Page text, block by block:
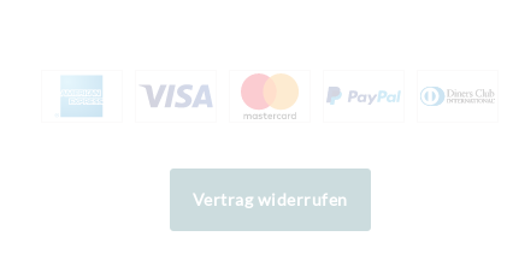
Vertrag widerrufen